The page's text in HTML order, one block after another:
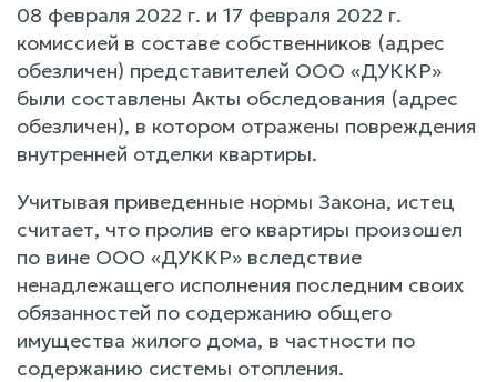
08 февраля 2022 г. и 17 февраля 2022 г.
комиссией в составе собственников (адрес
обезличен) представителей ООО «ДУККР»
были составлены Акты обследования (адрес
обезличен), в котором отражены повреждения
внутренней отделки квартиры.
Учитывая приведенные нормы Закона, истец
считает, что пролив его квартиры произошел
по вине ООО «ДУККР» вследствие
ненадлежащего исполнения последним своих
обязанностей по содержанию общего
имущества жилого дома, в частности по
содержанию системы отопления.